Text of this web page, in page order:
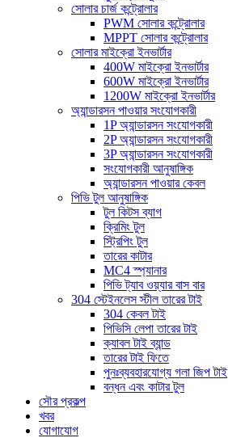
সোলার চার্জ কন্ট্রোলার
PWM সোলার কন্ট্রোলার
MPPT সোলার কন্ট্রোলার
সোলার মাইক্রো ইনভার্টার
400W মাইক্রো ইনভার্টার
600W মাইক্রো ইনভার্টার
1200W মাইক্রো ইনভার্টার
অ্যান্ডারসন পাওয়ার সংযোগকারী
1P অ্যান্ডারসন সংযোগকারী
2P অ্যান্ডারসন সংযোগকারী
3P অ্যান্ডারসন সংযোগকারী
সংযোগকারী আনুষাঙ্গিক
অ্যান্ডারসন পাওয়ার কেবল
পিভি টুল আনুষাঙ্গিক
টুল কিটস ব্যাগ
ক্রিমিং টুল
স্ট্রিপিং টুল
তারের কাটার
MC4 স্প্যানার
পিভি ট্যাব ওয়্যার বাস বার
304 স্টেইনলেস স্টীল তারের টাই
304 কেবল টাই
পিভিসি লেপা তারের টাই
ক্যাবল টাই ব্যান্ড
তারের টাই ফিতে
পুনঃব্যবহারযোগ্য গলা জিপ টাই
বন্ধন এবং কাটার টুল
সৌর প্রকল্প
খবর
যোগাযোগ